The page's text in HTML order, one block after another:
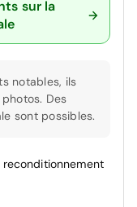
sur la
notables, ils
Des
sont possibles.